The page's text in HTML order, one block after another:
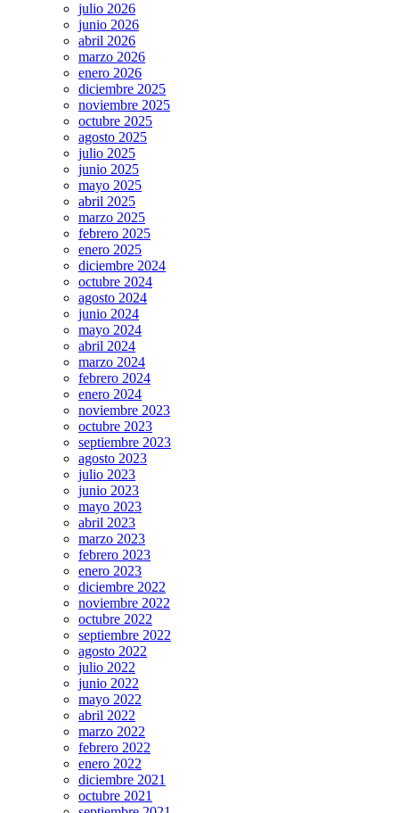
julio 2026
junio 2026
abril 2026
marzo 2026
enero 2026
diciembre 2025
noviembre 2025
octubre 2025
agosto 2025
julio 2025
junio 2025
mayo 2025
abril 2025
marzo 2025
febrero 2025
enero 2025
diciembre 2024
octubre 2024
agosto 2024
junio 2024
mayo 2024
abril 2024
marzo 2024
febrero 2024
enero 2024
noviembre 2023
octubre 2023
septiembre 2023
agosto 2023
julio 2023
junio 2023
mayo 2023
abril 2023
marzo 2023
febrero 2023
enero 2023
diciembre 2022
noviembre 2022
octubre 2022
septiembre 2022
agosto 2022
julio 2022
junio 2022
mayo 2022
abril 2022
marzo 2022
febrero 2022
enero 2022
diciembre 2021
octubre 2021